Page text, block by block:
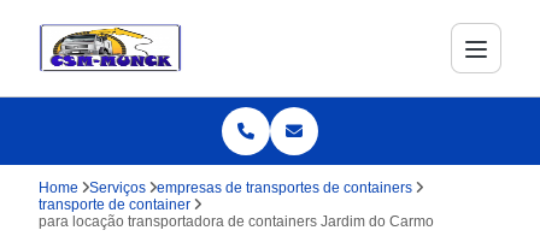
Home Serviços
empresas de transportes de containers
transporte de container
para locação transportadora de containers Jardim do Carmo